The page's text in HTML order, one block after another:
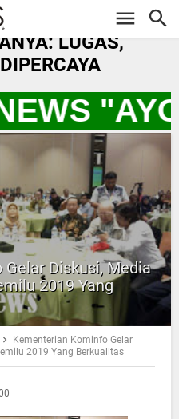
LUGAS,
"AYO
Diskusi, Media
2019 Yang
Kementerian Kominfo Gelar
2019 Yang Berkualitas